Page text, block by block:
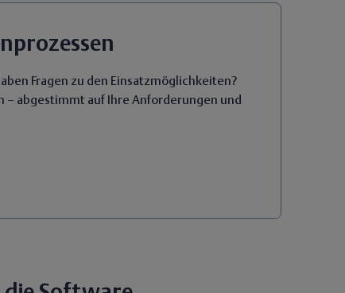
Fragen zu den Einsatzmöglichkeiten?
– abgestimmt auf Ihre Anforderungen und